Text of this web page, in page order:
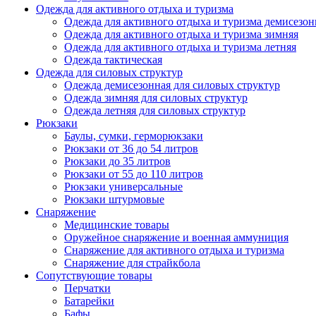
Одежда для активного отдыха и туризма
Одежда для активного отдыха и туризма
Одежда для активного отдыха и туризма зимняя
Одежда для активного отдыха и туризма летняя
Одежда тактическая
Одежда для силовых структур
Одежда демисезонная для силовых структур
Одежда зимняя для силовых структур
Одежда летняя для силовых структур
Рюкзаки
Баулы, сумки, герморюкзаки
Рюкзаки от 36 до 54 литров
Рюкзаки до 35 литров
Рюкзаки от 55 до 110 литров
Рюкзаки универсальные
Рюкзаки штурмовые
Снаряжение
Медицинские товары
Оружейное снаряжение и военная аммуниция
Снаряжение для активного отдыха и туризма
Снаряжение для страйкбола
Сопутствующие товары
Перчатки
Батарейки
Бафы